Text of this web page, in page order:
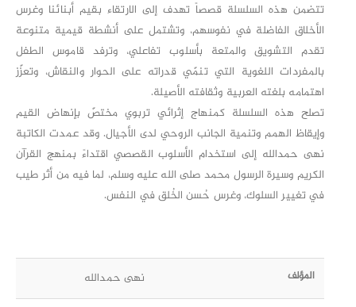
تتضمن هذه السلسلة قصصاً تهدف إلى الارتقاء بقيم أبنائنا وغرس
الأخلاق الفاضلة في نفوسهم، وتشتمل على أنشطة قيمية متنوعة
تقدم التشويق والمتعة بأسلوب تفاعلي، وترفد قاموس الطفل
بالمفردات اللغوية التي تنمّي قدراته على الحوار والنقاش، وتعزّز
اهتمامه بلغته العربية وثقافته الأصيلة.
تصلح هذه السلسلة كمنهاج إثرائي تربوي مختصّ بإنهاض القيم
وإيقاظ الهمم وتنمية الجانب الروحي لدى الأجيال. وقد عمدت الكاتبة
نهى حمدالله إلى استخدام الأسلوب القصصي اقتداءً بمنهج القرآن
الكريم وسيرة الرسول محمد صلى الله عليه وسلم، لما فيه من أثر طيب
في تغيير السلوك، وغرس حُسن الخُلق في النفس.
المؤلف نهى حمدالله